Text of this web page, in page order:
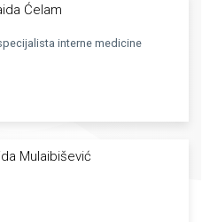
Ćelam
interne medicine
Mulaibišević